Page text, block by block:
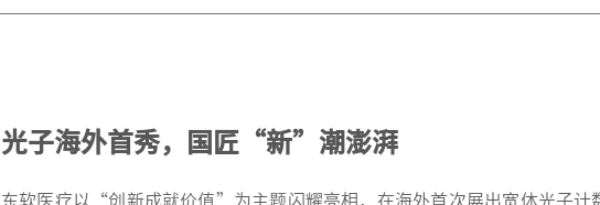
光子海外首秀，国匠“新”潮澎湃
东软医疗以“创新成就价值”为主题闪耀亮相，在海外首次展出宽体光子计